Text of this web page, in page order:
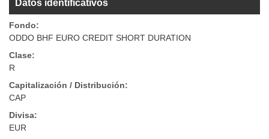
Datos identificativos
Fondo:
ODDO BHF EURO CREDIT SHORT DURATION
Clase:
R
Capitalización / Distribución:
CAP
Divisa:
EUR